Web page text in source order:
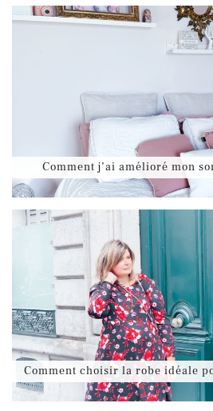
Comment j’ai amélioré mon
Comment choisir la robe idéale
NEWSLETTER